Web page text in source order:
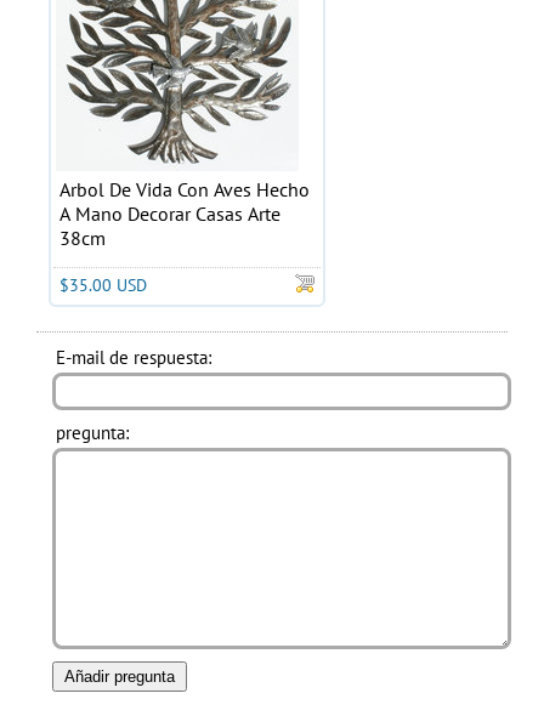
Arbol De Vida Con Aves Hecho
A Mano Decorar Casas Arte
38cm
$35.00 USD
E-mail de respuesta:
pregunta: